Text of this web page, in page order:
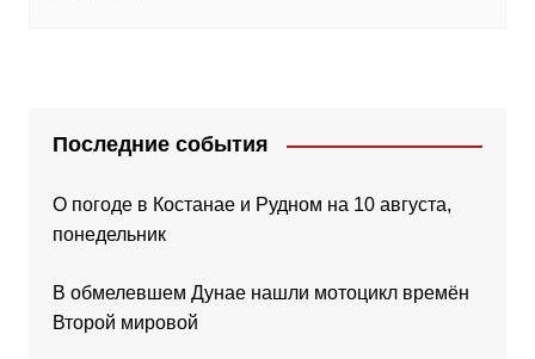
Последние события
О погоде в Костанае и Рудном на 10 августа,
понедельник
В обмелевшем Дунае нашли мотоцикл времён
Второй мировой